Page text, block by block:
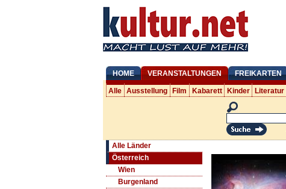
HOME VERANSTALTUNGEN FREIKARTEN
Alle Ausstellung Film Kabarett Kinder Literatur
Alle Länder
Österreich
Wien
Burgenland